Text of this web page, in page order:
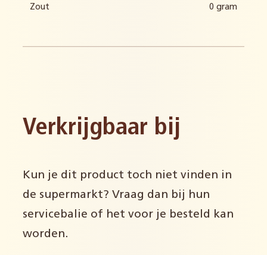
Zout 0 gram
Verkrijgbaar bij
Kun je dit product toch niet vinden in
de supermarkt? Vraag dan bij hun
servicebalie of het voor je besteld kan
worden.